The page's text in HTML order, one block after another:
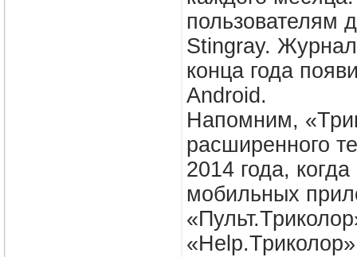
пользователям
Stingray. Журнал
конца года
Android.
Напомним,
расширенного
2014 года,
мобильных